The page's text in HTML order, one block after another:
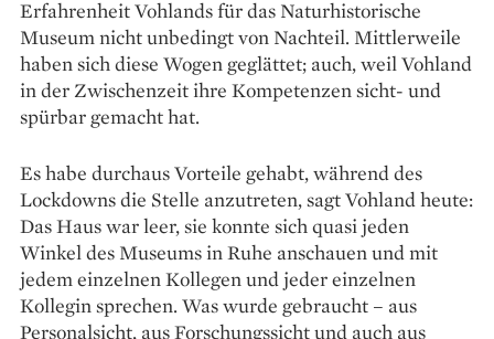
Erfahrenheit Vohlands für das Naturhistorische
Museum nicht unbedingt von Nachteil. Mittlerweile
haben sich diese Wogen geglättet; auch, weil Vohland
in der Zwischenzeit ihre Kompetenzen sicht- und
spürbar gemacht hat.
Es habe durchaus Vorteile gehabt, während des
Lockdowns die Stelle anzutreten, sagt Vohland heute:
Das Haus war leer, sie konnte sich quasi jeden
Winkel des Museums in Ruhe anschauen und mit
jedem einzelnen Kollegen und jeder einzelnen
Kollegin sprechen. Was wurde gebraucht – aus
Personalsicht, aus Forschungssicht und auch aus